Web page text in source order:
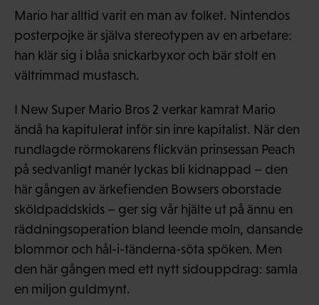
Mario har alltid varit en man av folket. Nintendos
posterpojke är själva stereotypen av en arbetare:
han klär sig i blåa snickarbyxor och bär stolt en
vältrimmad mustasch.
I New Super Mario Bros 2 verkar kamrat Mario
ändå ha kapitulerat inför sin inre kapitalist. När den
rundlagde rörmokarens flickvän prinsessan Peach
på sedvanligt manér lyckas bli kidnappad – den
här gången av ärkefienden Bowsers oborstade
sköldpaddskids – ger sig vår hjälte ut på ännu en
räddningsoperation bland leende moln, dansande
blommor och hål-i-tänderna-söta spöken. Men
den här gången med ett nytt sidouppdrag: samla
en miljon guldmynt.